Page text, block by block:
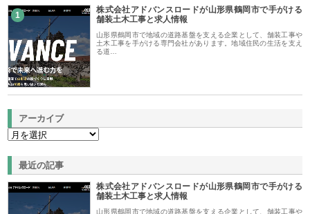
1
株式会社アドバンスロードが山形県鶴岡市で手がける
舗装土木工事と求人情報
山形県鶴岡市で地域の道路基盤を支える企業として、舗装工事や
土木工事を手がける専門会社があります。地域住民の生活を支え
る道…
アーカイブ
最近の記事
株式会社アドバンスロードが山形県鶴岡市で手がける
舗装土木工事と求人情報
山形県鶴岡市で地域の道路基盤を支える企業として、舗装工事や